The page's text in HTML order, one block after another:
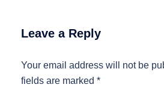
Leave a Reply
Your email address will not be
fields are marked *